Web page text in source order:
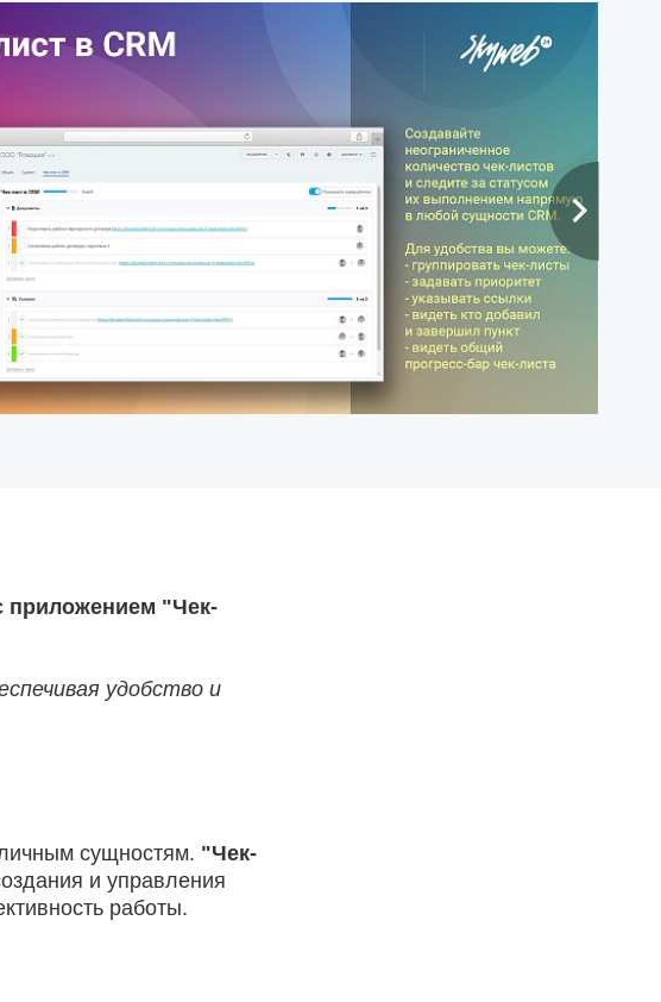
приложением "Чек-
удобство и
сущностям. "Чек-
и управления
работы.